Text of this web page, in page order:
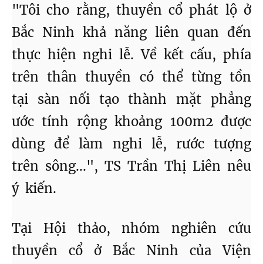
"Tôi cho rằng, thuyền cổ phát lộ ở
Bắc Ninh khả năng liên quan đến
thực hiện nghi lễ. Về kết cấu, phía
trên thân thuyền có thể từng tồn
tại sàn nối tạo thành mặt phẳng
ước tính rộng khoảng 100m2 được
dùng để làm nghi lễ, rước tượng
trên sông...", TS Trần Thị Liên nêu
ý kiến.
Tại Hội thảo, nhóm nghiên cứu
thuyền cổ ở Bắc Ninh của Viện